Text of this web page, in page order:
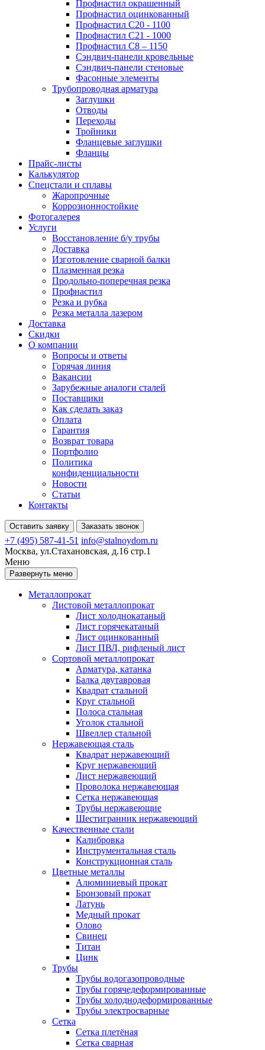
Профнастил окрашенный
Профнастил оцинкованный
Профнастил С20 - 1100
Профнастил С21 - 1000
Профнастил С8 – 1150
Сэндвич-панели кровельные
Сэндвич-панели стеновые
Фасонные элементы
Трубопроводная арматура
Заглушки
Отводы
Переходы
Тройники
Фланцевые заглушки
Фланцы
Прайс-листы
Калькулятор
Спецстали и сплавы
Жаропрочные
Коррозионностойкие
Фотогалерея
Услуги
Восстановление б/у трубы
Доставка
Изготовление сварной балки
Плазменная резка
Продольно-поперечная резка
Профнастил
Резка и рубка
Резка металла лазером
Доставка
Скидки
О компании
Вопросы и ответы
Горячая линия
Вакансии
Зарубежные аналоги сталей
Поставщики
Как сделать заказ
Оплата
Гарантия
Возврат товара
Портфолио
Политика
конфиденциальности
Новости
Статьи
Контакты
Оставить заявку Заказать звонок
+7 (495) 587-41-51 info@stalnoydom.ru
Москва, ул.Стахановская, д.16 стр.1
Меню
Развернуть меню
Металлопрокат
Листовой металлопрокат
Лист холоднокатаный
Лист горячекатаный
Лист оцинкованный
Лист ПВЛ, рифленый лист
Сортовой металлопрокат
Арматура, катанка
Балка двутавровая
Квадрат стальной
Круг стальной
Полоса стальная
Уголок стальной
Швеллер стальной
Нержавеющая сталь
Квадрат нержавеющий
Круг нержавеющий
Лист нержавеющий
Проволока нержавеющая
Сетка нержавеющая
Трубы нержавеющие
Шестигранник нержавеющий
Качественные стали
Калибровка
Инструментальная сталь
Конструкционная сталь
Цветные металлы
Алюминиевый прокат
Бронзовый прокат
Латунь
Медный прокат
Олово
Свинец
Титан
Цинк
Трубы
Трубы водогазопроводные
Трубы горячедеформированные
Трубы холоднодеформированные
Трубы электросварные
Сетка
Сетка плетёная
Сетка сварная